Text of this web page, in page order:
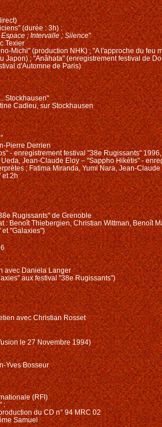
(durée : 3h) :
; Intervalle ; Silence"
Texier
Michi" (production NHK) ; "A l'approche du feu
Japon) ; "Anâhata" (enregistrement festival de
d'Automne de Paris)
Stockhausen"
Cadieu, sur Stockhausen
Pierre Derrien
- enregistrement festival "38e Rugissants" 1996,
Jean-Claude Eloy – "Sappho Hikètis" -
; Fatima Miranda, Yumi Nara, Jean-Claude
et 2h
Rugissants" de Grenoble
: Benoît Thiebergien, Christian Wittman, Benoît
et "Galaxies")
avec Daniela Langer
aux festival "38e Rugissants")
avec Christian Rosset
le 27 Novembre 1994)
Yves Bosseur
(RFI)
:
du CD n° 94 MRC 02
Samuel